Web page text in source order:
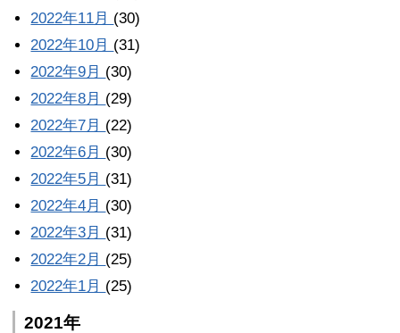
2022年11月 (30)
2022年10月 (31)
2022年9月 (30)
2022年8月 (29)
2022年7月 (22)
2022年6月 (30)
2022年5月 (31)
2022年4月 (30)
2022年3月 (31)
2022年2月 (25)
2022年1月 (25)
2021年